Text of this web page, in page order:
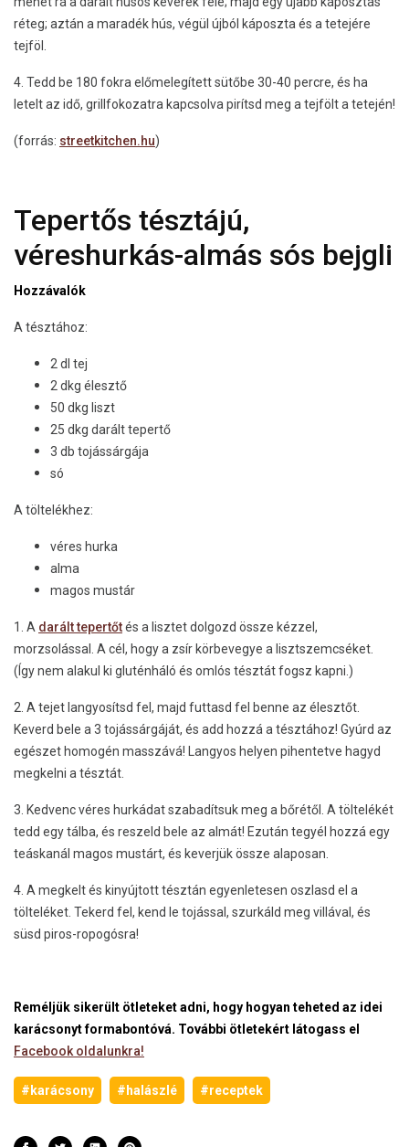
réteg; aztán a maradék hús, végül újból káposzta és a tetejére
tejföl.
4. Tedd be 180 fokra előmelegített sütőbe 30-40 percre, és ha
letelt az idő, grillfokozatra kapcsolva pirítsd meg a tejfölt a tetején!
(forrás: streetkitchen.hu)
Tepertős tésztájú,
véreshurkás-almás sós bejgli
Hozzávalók
A tésztához:
2 dl tej
2 dkg élesztő
50 dkg liszt
25 dkg darált tepertő
3 db tojássárgája
só
A töltelékhez:
véres hurka
alma
magos mustár
1. A darált tepertőtés a lisztet dolgozd össze kézzel,
morzsolással. A cél, hogy a zsír körbevegye a lisztszemcséket.
(Így nem alakul ki gluténháló és omlós tésztát fogsz kapni.)
2. A tejet langyosítsd fel, majd futtasd fel benne az élesztőt.
Keverd bele a 3 tojássárgáját, és add hozzá a tésztához! Gyúrd az
egészet homogén masszává! Langyos helyen pihentetve hagyd
megkelni a tésztát.
3. Kedvenc véres hurkádat szabadítsuk meg a bőrétől. A töltelékét
tedd egy tálba, és reszeld bele az almát! Ezután tegyél hozzá egy
teáskanál magos mustárt, és keverjük össze alaposan.
4. A megkelt és kinyújtott tésztán egyenletesen oszlasd el a
tölteléket. Tekerd fel, kend le tojással, szurkáld meg villával, és
süsd piros-ropogósra!
Reméljük sikerült ötleteket adni, hogy hogyan teheted az idei
karácsonyt formabontóvá. További ötletekért látogass el
Facebook oldalunkra!
#karácsony #halászlé #receptek